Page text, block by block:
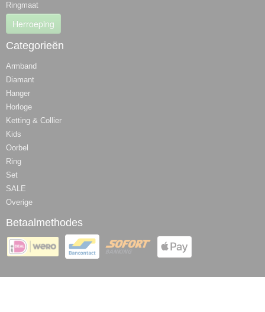
Ringmaat
Herroeping
Categorieën
Armband
Diamant
Hanger
Horloge
Ketting & Collier
Kids
Oorbel
Ring
Set
SALE
Overige
Betaalmethodes